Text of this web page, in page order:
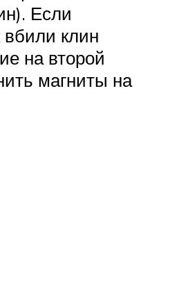
Если
вбили клин
на второй
магниты на